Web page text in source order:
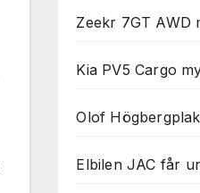
Zeekr 7GT AWD
Kia PV5 Cargo
Olof
Elbilen JAC får